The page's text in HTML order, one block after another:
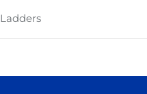
Ladders